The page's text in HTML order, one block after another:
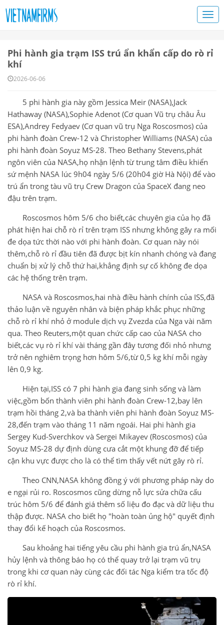
Phi hành gia trạm ISS trú ẩn khẩn cấp do rò rỉ
khí
2026-06-06
5 phi hành gia này gồm Jessica Meir (NASA),Jack
‌Hathaway (NASA),Sophie Adenot (Cơ quan Vũ trụ châu Âu
ESA),Andrey Fedyaev (Cơ quan vũ trụ Nga Roscosmos) của
phi hành đoàn Crew-12 và Christopher Williams (NASA) của
phi hành đoàn Soyuz MS-28. Theo Bethany Stevens,phát
ngôn viên của NASA,họ nhận lệnh từ trung tâm điều khiển
sứ mệnh NASA lúc 9h04 ngày 5/6 (20h04 giờ Hà Nội) để vào
trú ẩn trong tàu vũ trụ Crew Dragon của SpaceX đang neo
đậu trên trạm.
Roscosmos hôm 5/6 cho biết,các chuyên gia của họ đã
phát hiện hai chỗ rò rỉ trên trạm ISS nhưng không gây ra mối
đe dọa tức thời nào với phi hành đoàn. Cơ quan này nói
thêm,chỗ rò rỉ đầu tiên đã được bịt kín nhanh chóng và đang
chuẩn bị xử lý chỗ thứ hai,khẳng định sự cố không đe dọa
các hệ thống trên trạm.
NASA và Roscosmos,hai nhà điều hành chính của ISS,đã
thảo luận về nguyên nhân và biện pháp khắc phục những
chỗ rò rỉ khí nhỏ ở module dịch vụ Zvezda của Nga vài năm
qua. Theo Reuters,một quan chức cấp cao của NASA cho
biết,các vụ rò rỉ khí vài tháng gần đây tương đối nhỏ nhưng
trở nên nghiêm trọng hơn hôm 5/6,từ 0,5 kg khí mỗi ngày
lên 0,9 kg.
Hiện tại,ISS có 7 phi hành gia đang sinh sống và làm
việc,gồm bốn thành viên phi hành đoàn Crew-12,bay lên
trạm hồi tháng 2,và ba thành viên phi hành đoàn Soyuz MS-
28,đến trạm vào tháng 11 năm ngoái. Hai phi hành gia
Sergey Kud-Sverchkov và Sergei Mikayev (Roscosmos) của
Soyuz MS-28 dự định dùng cưa cắt một khung đỡ để tiếp
cận khu vực được cho là có thể tìm thấy vết nứt gây rò rỉ.
Theo CNN,NASA không đồng ý với phương pháp này do
e ngại rủi ro. Roscosmos cũng dừng nỗ lực sửa chữa cấu
trúc hôm 5/6 để đánh giá thêm số liệu đo đạc và dữ liệu thu
thập được. NASA cho biết họ "hoàn toàn ủng hộ" quyết định
thay đổi kế hoạch của Roscosmos.
Sau khoảng hai tiếng yêu cầu phi hành gia trú ẩn,NASA
hủy lệnh và thông báo họ có thể quay trở lại trạm vũ trụ
trong khi cơ quan này cùng các đối tác Nga kiểm tra tốc độ
rò rỉ khí.